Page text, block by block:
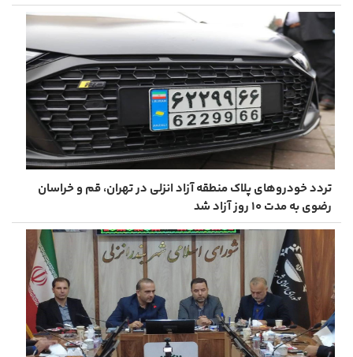
تردد خودروهای پلاک منطقه آزاد انزلی در تهران، قم و خراسان
رضوی به مدت ۱۰ روز آزاد شد